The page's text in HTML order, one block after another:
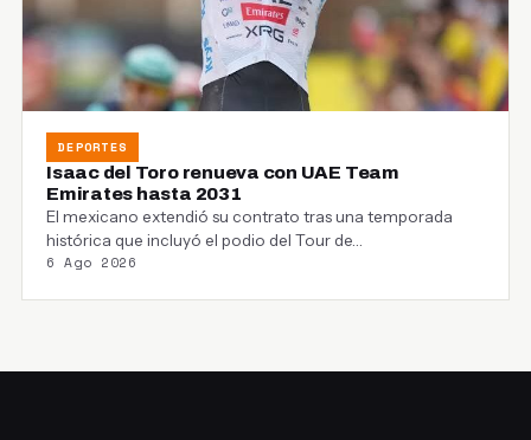
DEPORTES
Isaac del Toro renueva con UAE Team
Emirates hasta 2031
El mexicano extendió su contrato tras una temporada
histórica que incluyó el podio del Tour de…
6 Ago 2026